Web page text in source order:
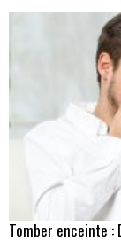
Tomber enceinte :